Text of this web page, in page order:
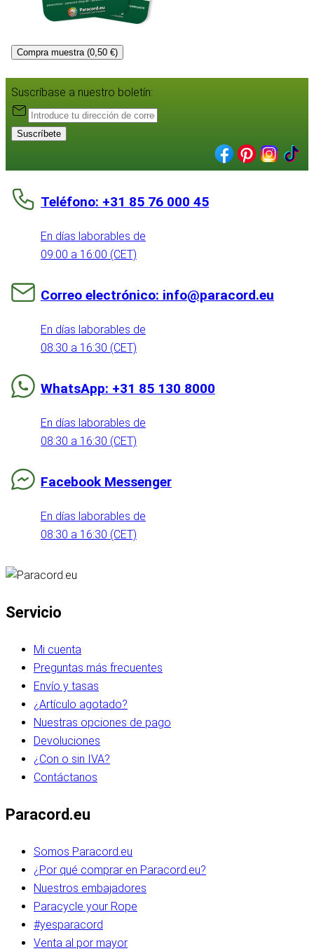
Compra muestra (0,50 €)
Suscríbase a nuestro boletín:
Suscríbete
Teléfono: +31 85 76 000 45
En días laborables de
09:00 a 16:00 (CET)
Correo electrónico: info@paracord.eu
En días laborables de
08:30 a 16:30 (CET)
WhatsApp: +31 85 130 8000
En días laborables de
08:30 a 16:30 (CET)
Facebook Messenger
En días laborables de
08:30 a 16:30 (CET)
Servicio
Mi cuenta
Preguntas más frecuentes
Envío y tasas
¿Artículo agotado?
Nuestras opciones de pago
Devoluciones
¿Con o sin IVA?
Contáctanos
Paracord.eu
Somos Paracord.eu
¿Por qué comprar en Paracord.eu?
Nuestros embajadores
Paracycle your Rope
#yesparacord
Venta al por mayor